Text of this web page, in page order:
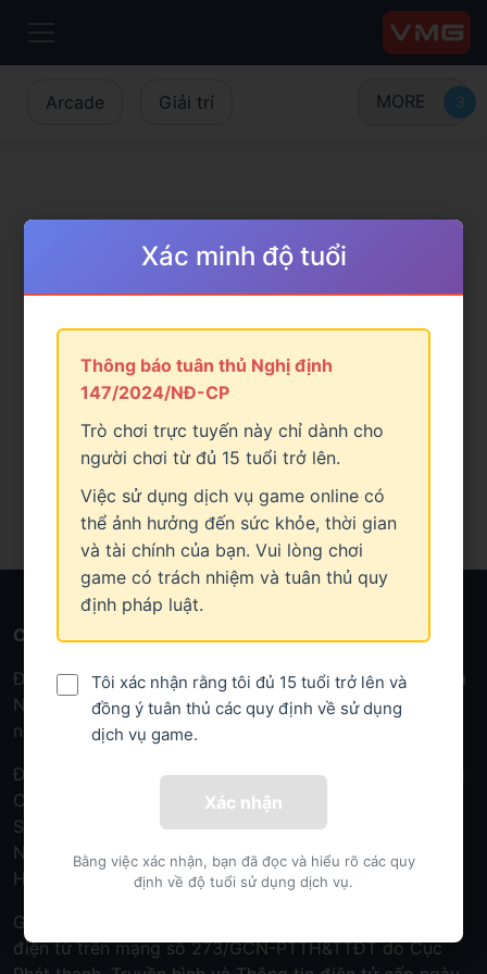
Arcade Giải trí MORE
Công ty Cổ phần Truyền thông VMG
ĐKKD số 0101883619 do Sở Kế hoạch và Đầu tư TP Hà
Nội cấp ngày 10/02/2006, đăng ký thay đổi lần thứ 24
ngày 09/03/2026.
Địa chỉ: Tầng 6, Tòa nhà Peakview Tower, số 36 Hoàng
Cầu, phường Ô Chợ Dừa, thành phố Hà Nội.
Số điện thoại: 19001255 (1.000đ/phút)
Người chịu trách nhiệm quản lý nội dung: Ông Nguyễn
Hoàng Nam
Giấy chứng nhận đăng ký cung cấp dịch vụ trò chơi
điện tử trên mạng số 273/GCN-PTTH&TTĐT do Cục
Xác minh độ tuổi
Thông báo tuân thủ Nghị định
147/2024/NĐ-CP
Trò chơi trực tuyến này chỉ dành cho
người chơi từ đủ 15 tuổi trở lên.
Việc sử dụng dịch vụ game online có
thể ảnh hưởng đến sức khỏe, thời gian
và tài chính của bạn. Vui lòng chơi
game có trách nhiệm và tuân thủ quy
định pháp luật.
Tôi xác nhận rằng tôi đủ 15 tuổi trở lên và
đồng ý tuân thủ các quy định về sử dụng
dịch vụ game.
Xác nhận
Bằng việc xác nhận, bạn đã đọc và hiểu rõ các quy
định về độ tuổi sử dụng dịch vụ.